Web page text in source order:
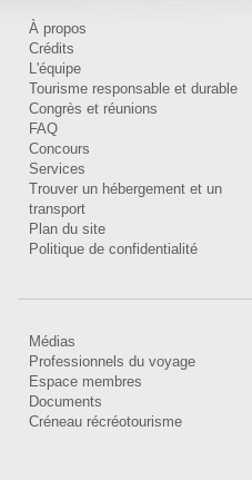
À propos
Crédits
L'équipe
Tourisme responsable et durable
Congrès et réunions
FAQ
Concours
Services
Trouver un hébergement et un
transport
Plan du site
Politique de confidentialité
Médias
Professionnels du voyage
Espace membres
Documents
Créneau récréotourisme